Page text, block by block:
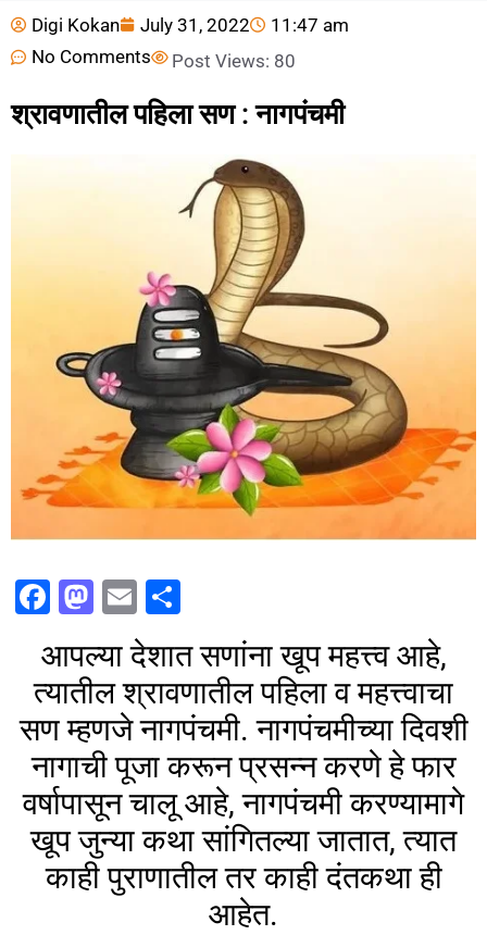
Digi Kokan July 31, 2022
11:47 am
No Comments
Post Views: 80
श्रावणातील पहिला सण : नागपंचमी
F
c
e
b
o
o
k
M
st
o
d
o
n
E
m
ai
l
ar
e
आपल्या देशात सणांना खूप महत्त्व आहे,
त्यातील श्रावणातील पहिला व महत्त्वाचा
सण म्हणजे नागपंचमी. नागपंचमीच्या दिवशी
नागाची पूजा करून प्रसन्न करणे हे फार
वर्षापासून चालू आहे, नागपंचमी करण्यामागे
खूप जुन्या कथा सांगितल्या जातात, त्यात
काही पुराणातील तर काही दंतकथा ही
आहेत.